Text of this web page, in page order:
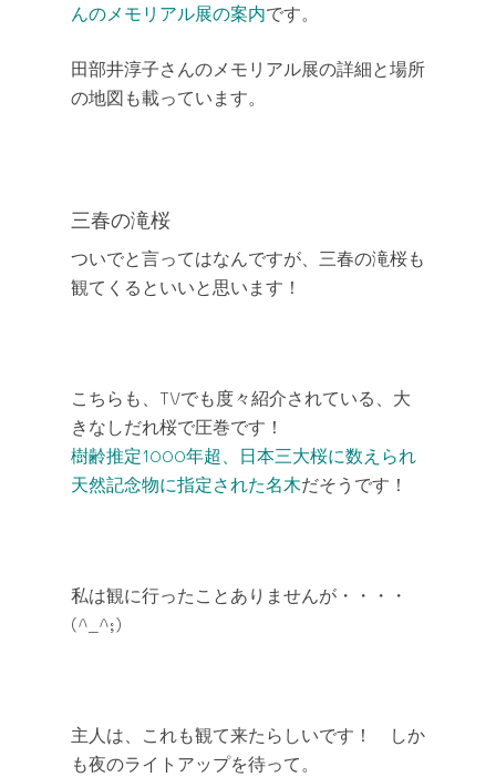
んのメモリアル展の案内です。
田部井淳子さんのメモリアル展の詳細と場所
の地図も載っています。
三春の滝桜
ついでと言ってはなんですが、三春の滝桜も
観てくるといいと思います！
こちらも、TVでも度々紹介されている、大
きなしだれ桜で圧巻です！
樹齢推定1000年超、日本三大桜に数えられ
天然記念物に指定された名木だそうです！
私は観に行ったことありませんが・・・・
(^_^;)
主人は、これも観て来たらしいです！ しか
も夜のライトアップを待って。